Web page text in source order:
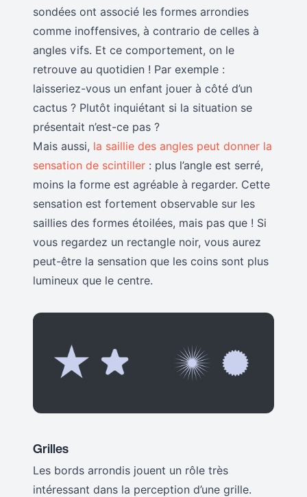
sondées ont associé les formes arrondies
comme inoffensives, à contrario de celles à
angles vifs. Et ce comportement, on le
retrouve au quotidien ! Par exemple :
laisseriez-vous un enfant jouer à côté d’un
cactus ? Plutôt inquiétant si la situation se
présentait n’est-ce pas ?
Mais aussi, la saillie des angles peut donner la
sensation de scintiller : plus l’angle est serré,
moins la forme est agréable à regarder. Cette
sensation est fortement observable sur les
saillies des formes étoilées, mais pas que ! Si
vous regardez un rectangle noir, vous aurez
peut-être la sensation que les coins sont plus
lumineux que le centre.
Grilles
Les bords arrondis jouent un rôle très
intéressant dans la perception d’une grille.